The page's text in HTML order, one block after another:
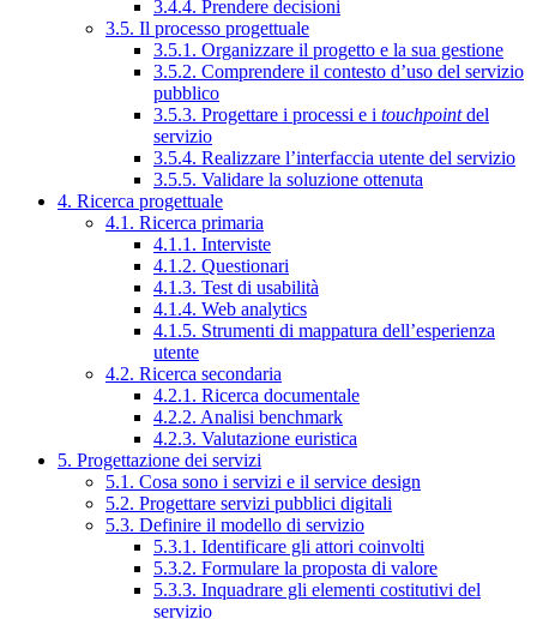
3.4.4. Prendere decisioni
3.5. Il processo progettuale
3.5.1. Organizzare il progetto e la sua gestione
3.5.2. Comprendere il contesto d’uso del servizio
pubblico
3.5.3. Progettare i processi e i touchpointdel
servizio
3.5.4. Realizzare l’interfaccia utente del servizio
3.5.5. Validare la soluzione ottenuta
4. Ricerca progettuale
4.1. Ricerca primaria
4.1.1. Interviste
4.1.2. Questionari
4.1.3. Test di usabilità
4.1.4. Web analytics
4.1.5. Strumenti di mappatura dell’esperienza
utente
4.2. Ricerca secondaria
4.2.1. Ricerca documentale
4.2.2. Analisi benchmark
4.2.3. Valutazione euristica
5. Progettazione dei servizi
5.1. Cosa sono i servizi e il service design
5.2. Progettare servizi pubblici digitali
5.3. Definire il modello di servizio
5.3.1. Identificare gli attori coinvolti
5.3.2. Formulare la proposta di valore
5.3.3. Inquadrare gli elementi costitutivi del
servizio